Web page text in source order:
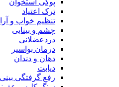
پوکی استخوان
ترک اعتیاد
تنظیم خواب و
چشم و بینایی
دردعضلانی
درمان بواسیر
دهان و دندان
دیابت
رفع گرفتگی بینی